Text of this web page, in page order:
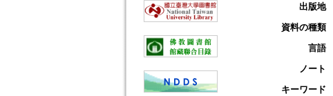
出版地
資料の種類
言語
ノート
キーワード